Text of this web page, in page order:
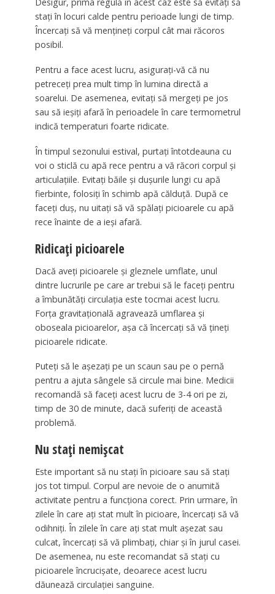
stați în locuri calde pentru perioade lungi de timp.
Încercați să vă mențineți corpul cât mai răcoros
posibil.
Pentru a face acest lucru, asigurați-vă că nu
petreceți prea mult timp în lumina directă a
soarelui. De asemenea, evitați să mergeți pe jos
sau să ieșiți afară în perioadele în care termometrul
indică temperaturi foarte ridicate.
În timpul sezonului estival, purtați întotdeauna cu
voi o sticlă cu apă rece pentru a vă răcori corpul și
articulațiile. Evitați băile și dușurile lungi cu apă
fierbinte, folosiți în schimb apă călduță. După ce
faceți duș, nu uitați să vă spălați picioarele cu apă
rece înainte de a ieși afară.
Ridicați picioarele
Dacă aveți picioarele și gleznele umflate, unul
dintre lucrurile pe care ar trebui să le faceți pentru
a îmbunătăți circulația este tocmai acest lucru.
Forța gravitațională agravează umflarea și
oboseala picioarelor, așa că încercați să vă țineți
picioarele ridicate.
Puteți să le așezați pe un scaun sau pe o pernă
pentru a ajuta sângele să circule mai bine. Medicii
recomandă să faceți acest lucru de 3-4 ori pe zi,
timp de 30 de minute, dacă suferiți de această
problemă.
Nu stați nemișcat
Este important să nu stați în picioare sau să stați
jos tot timpul. Corpul are nevoie de o anumită
activitate pentru a funcționa corect. Prin urmare, în
zilele în care ați stat mult în picioare, încercați să vă
odihniți. În zilele în care ați stat mult așezat sau
culcat, încercați să vă plimbați, chiar și în jurul casei.
De asemenea, nu este recomandat să stați cu
picioarele încrucișate, deoarece acest lucru
dăunează circulației sanguine.